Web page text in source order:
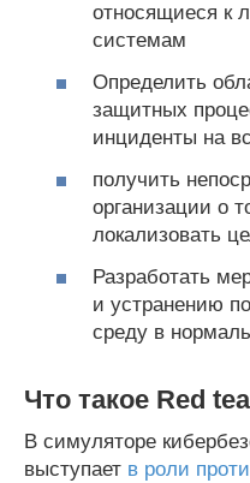
относящиеся к
системам
Определить
защитных
инциденты на
получить
организации о
локализовать
Разработать
и устранению
среду в
Что такое Red
В симуляторе
выступает в роли